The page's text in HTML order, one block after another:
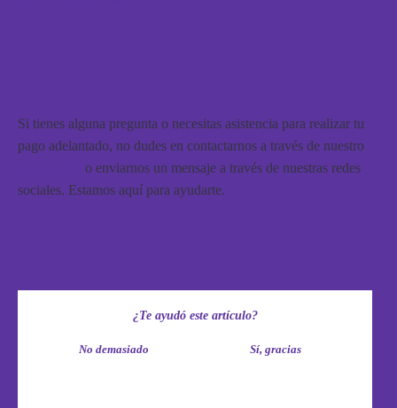
Si tienes alguna pregunta o necesitas asistencia para realizar tu
pago adelantado, no dudes en contactarnos a través de nuestro
o enviarnos un mensaje a través de nuestras redes
sociales. Estamos aquí para ayudarte.
¿Te ayudó este artículo?
No demasiado Sí, gracias